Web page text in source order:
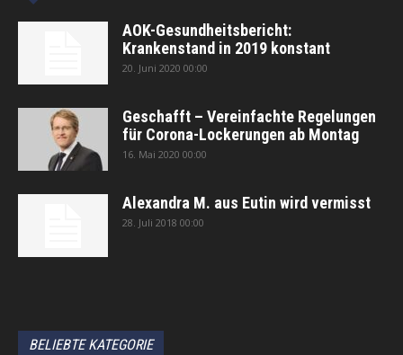
AOK-Gesundheitsbericht:
Krankenstand in 2019 konstant
20. Juni 2020 00:00
Geschafft – Vereinfachte Regelungen
für Corona-Lockerungen ab Montag
16. Mai 2020 00:00
Alexandra M. aus Eutin wird vermisst
28. Juli 2018 00:00
BELIEBTE KATEGORIE